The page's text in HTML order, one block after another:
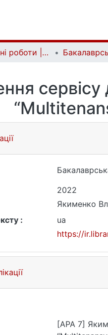
Кваліфікаційні роботи | Qualifying works
сервісу
2022
Якименко
:
ua
https://
[APA 7]